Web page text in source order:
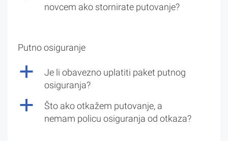
novcem ako stornirate putovanje?
Putno osiguranje
a
Je li obavezno uplatiti paket putnog
osiguranja?
a
Što ako otkažem putovanje, a
nemam policu osiguranja od otkaza?